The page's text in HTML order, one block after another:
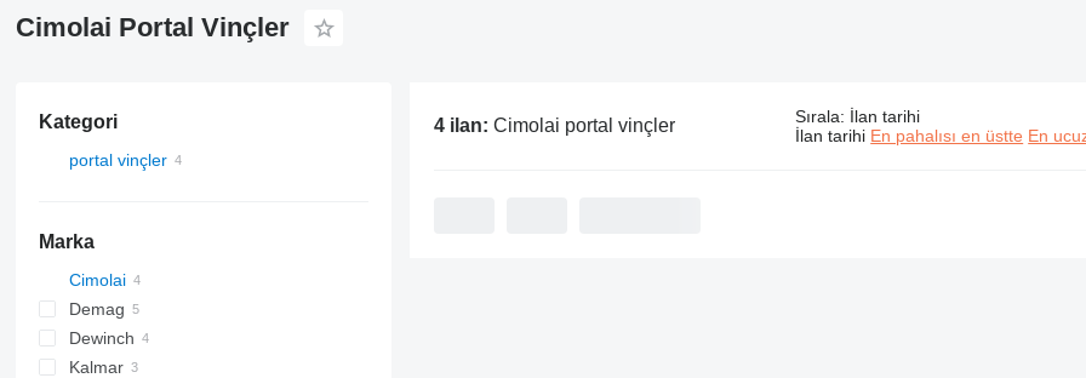
Cimolai Portal Vinçler
Kategori
portal vinçler
Marka
Cimolai
Demag
Dewinch
10
Kalmar
4 ilan: Cimolai portal vinçler Sırala: İlan tarihi
İlan tarihi En pahalısı en üstte En